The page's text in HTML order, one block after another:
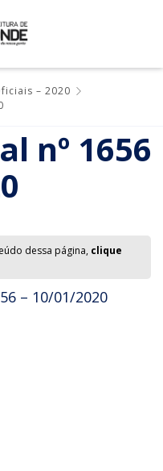
– 2020
nº 1656
dessa página, clique
– 10/01/2020